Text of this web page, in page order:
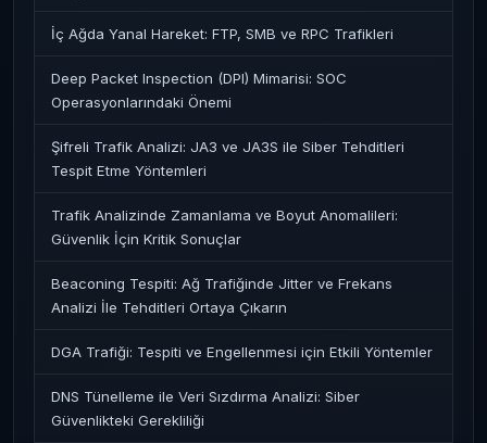
İç Ağda Yanal Hareket: FTP, SMB ve RPC Trafikleri
Deep Packet Inspection (DPI) Mimarisi: SOC
Operasyonlarındaki Önemi
Şifreli Trafik Analizi: JA3 ve JA3S ile Siber Tehditleri
Tespit Etme Yöntemleri
Trafik Analizinde Zamanlama ve Boyut Anomalileri:
Güvenlik İçin Kritik Sonuçlar
Beaconing Tespiti: Ağ Trafiğinde Jitter ve Frekans
Analizi İle Tehditleri Ortaya Çıkarın
DGA Trafiği: Tespiti ve Engellenmesi için Etkili Yöntemler
DNS Tünelleme ile Veri Sızdırma Analizi: Siber
Güvenlikteki Gerekliliği